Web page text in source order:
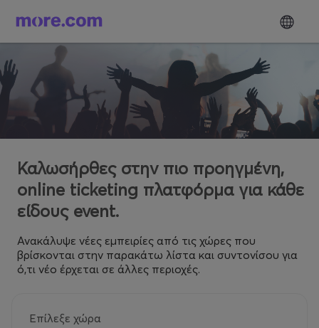
Καλωσήρθες στην πιο προηγμένη,
online ticketing πλατφόρμα για κάθε
είδους event.
Ανακάλυψε νέες εμπειρίες από τις χώρες που
βρίσκονται στην παρακάτω λίστα και συντονίσου για
ό,τι νέο έρχεται σε άλλες περιοχές.
Επίλεξε χώρα